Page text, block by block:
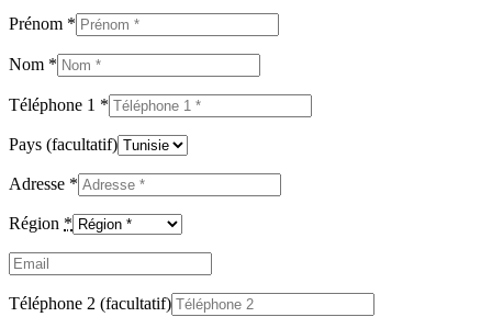
Prénom *
Nom *
Téléphone 1 *
Pays (facultatif)
Adresse *
Région *
Email
Téléphone 2 (facultatif)